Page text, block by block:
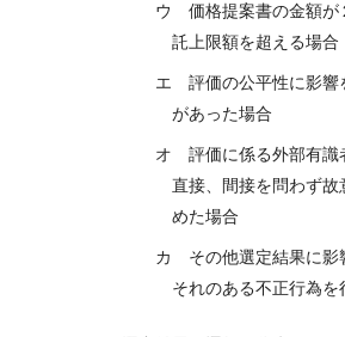
ウ 価格提案書の金額が
託上限額を超える場合
エ 評価の公平性に影響
があった場合
オ 評価に係る外部有識
直接、間接を問わず故
めた場合
カ その他選定結果に影
それのある不正行為を